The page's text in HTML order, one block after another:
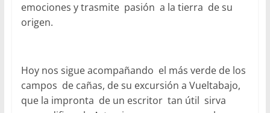
emociones y trasmite pasión a la tierra de su
origen.
Hoy nos sigue acompañando el más verde de los
campos de cañas, de su excursión a Vueltabajo,
que la impronta de un escritor tan útil sirva